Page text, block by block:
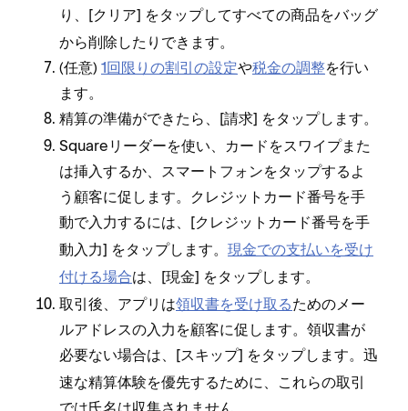
り⁠、[⁠クリア⁠] をタ⁠ップしてすべての商品をバ⁠ッグ
から削除したりできます⁠。
(⁠任意⁠) 1回限りの割引の設定や税金の調整を行い
ます⁠。
精算の準備ができたら⁠、[⁠請求⁠] をタ⁠ップします⁠。
Squareリ⁠ーダ⁠ーを使い⁠、カ⁠ードをスワイプまた
は挿入するか⁠、スマ⁠ートフ⁠ォンをタ⁠ップするよ
う顧客に促します⁠。クレジ⁠ットカ⁠ード番号を手
動で入力するには⁠、[⁠クレジ⁠ットカ⁠ード番号を手
動入力⁠] をタ⁠ップします⁠。 現金での支払いを受け
付ける場合は⁠、[⁠現金⁠] をタ⁠ップします⁠。
取引後⁠、アプリは領収書を受け取るためのメ⁠ー
ルアドレスの入力を顧客に促します⁠。領収書が
必要ない場合は⁠、[⁠スキ⁠ップ⁠] をタ⁠ップします⁠。迅
速な精算体験を優先するために⁠、これらの取引